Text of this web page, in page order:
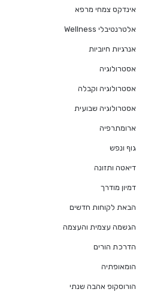
אינדקס צמחי מרפא
אלטרנטיבלי Wellness
אנרגיות חיוביות
אסטרולוגיה
אסטרולוגיה וקבלה
אסטרולוגיה שבועית
ארומתרפיה
גוף ונפש
דיאטה ותזונה
דמיון מודרך
הבאת לקוחות חדשים
הגשמה עצמית והעצמה
הדרכת הורים
הומאופתיה
הורוסקופ אהבה שנתי